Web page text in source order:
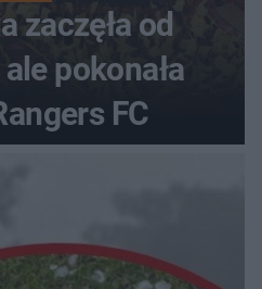
zaczęła od
pokonała
FC